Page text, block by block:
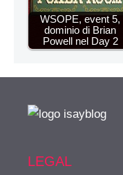
WSOPE, event 5,
dominio di Brian
Powell nel Day 2
LEGAL